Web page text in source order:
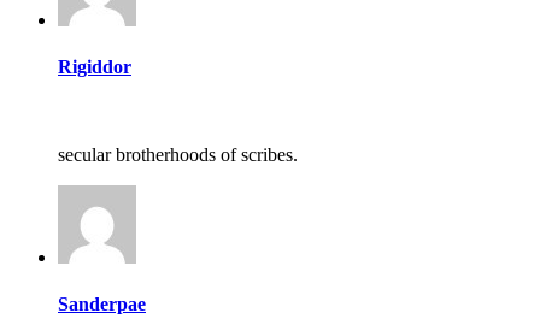
Rigiddor
secular brotherhoods of scribes.
Sanderpae